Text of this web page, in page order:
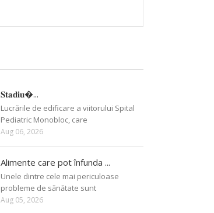
𝐒𝐭𝐚𝐝𝐢𝐮�...
Lucrările de edificare a viitorului Spital
Pediatric Monobloc, care
Aug 06, 2026
Alimente care pot înfunda ...
Unele dintre cele mai periculoase
probleme de sănătate sunt
Aug 05, 2026